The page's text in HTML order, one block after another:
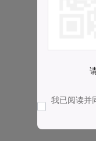
我已阅读并